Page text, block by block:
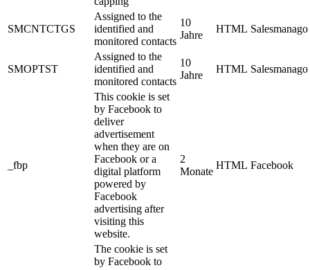
SMCNTCTGS
Assigned to the
identified and
monitored contacts
10
Jahre
HTML Salesmanago
SMOPTST
Assigned to the
identified and
monitored contacts
10
Jahre
HTML Salesmanago
_fbp
This cookie is set
by Facebook to
deliver
advertisement
when they are on
Facebook or a
digital platform
powered by
Facebook
advertising after
visiting this
website.
2
Monate
HTML Facebook
The cookie is set
by Facebook to